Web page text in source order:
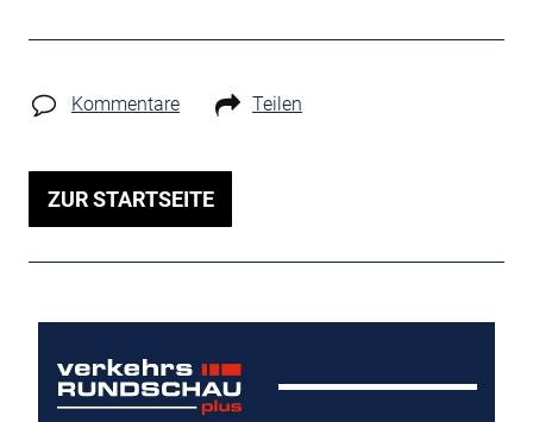
Kommentare Teilen
ZUR STARTSEITE